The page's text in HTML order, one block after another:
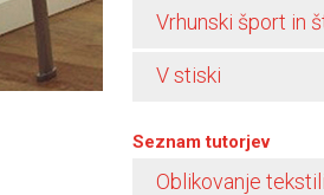
Vrhunski šport in
V stiski
Seznam tutorjev
Oblikovanje